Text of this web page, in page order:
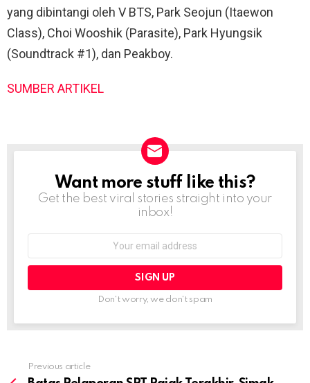
yang dibintangi oleh V BTS, Park Seojun (Itaewon
Class), Choi Wooshik (Parasite), Park Hyungsik
(Soundtrack #1), dan Peakboy.
SUMBER ARTIKEL
NEWSLETTER
Want more stuff like this?
Get the best viral stories straight into your
inbox!
Don't worry, we don't spam
Previous article